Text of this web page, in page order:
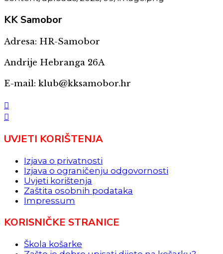
KKSamobor
Adresa: HR-Samobor
Andrije Hebranga 26A
E-mail: klub@kksamobor.hr
UVJETI KORIŠTENJA
Izjava o privatnosti
Izjava o ograničenju odgovornosti
Uvjeti korištenja
Zaštita osobnih podataka
Impressum
KORISNIČKE STRANICE
Škola košarke